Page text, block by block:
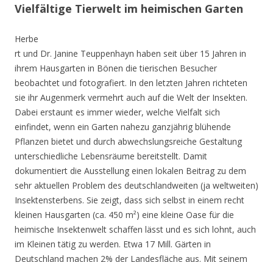
Vielfältige Tierwelt im heimischen Garten
Herbe
rt und Dr. Janine Teuppenhayn haben seit über 15 Jahren in
ihrem Hausgarten in Bönen die tierischen Besucher
beobachtet und fotografiert. In den letzten Jahren richteten
sie ihr Augenmerk vermehrt auch auf die Welt der Insekten.
Dabei erstaunt es immer wieder, welche Vielfalt sich
einfindet, wenn ein Garten nahezu ganzjährig blühende
Pflanzen bietet und durch abwechslungsreiche Gestaltung
unterschiedliche Lebensräume bereitstellt. Damit
dokumentiert die Ausstellung einen lokalen Beitrag zu dem
sehr aktuellen Problem des deutschlandweiten (ja weltweiten)
Insektensterbens. Sie zeigt, dass sich selbst in einem recht
kleinen Hausgarten (ca. 450 m²) eine kleine Oase für die
heimische Insektenwelt schaffen lässt und es sich lohnt, auch
im Kleinen tätig zu werden. Etwa 17 Mill. Gärten in
Deutschland machen 2% der Landesfläche aus. Mit seinem